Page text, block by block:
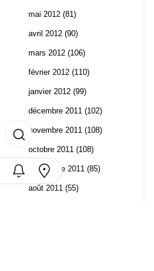
mai 2012 (81)
avril 2012 (90)
mars 2012 (106)
février 2012 (110)
janvier 2012 (99)
décembre 2011 (102)
novembre 2011 (108)
octobre 2011 (108)
septembre 2011 (85)
août 2011 (55)